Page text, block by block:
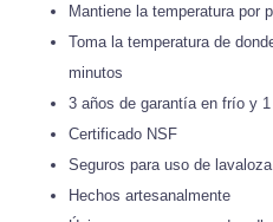
Mantiene la temperatura por
Toma la temperatura de
minutos
3 años de garantía en frío y
Certificado NSF
Seguros para uso de
Hechos artesanalmente